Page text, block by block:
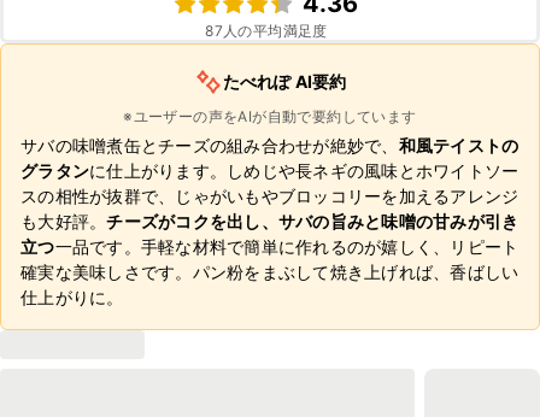
87 人の平均満足度
たべれぽ AI要約
※ユーザーの声をAIが自動で要約しています
サバの味噌煮缶とチーズの組み合わせが絶妙で、 和風テイストの
グラタンに仕上がります。しめじや長ネギの風味とホワイトソー
スの相性が抜群で、じゃがいもやブロッコリーを加えるアレンジ
も大好評。チーズがコクを出し、サバの旨みと味噌の甘みが引き
立つ一品です。手軽な材料で簡単に作れるのが嬉しく、リピート
確実な美味しさです。パン粉をまぶして焼き上げれば、香ばしい
仕上がりに。